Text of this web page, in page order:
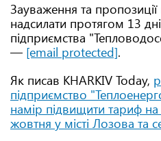
Зауваження та
надсилати протягом 13
підприємства
— [email protected].
Як писав KHARKIV Today,
підприємство
намір підвищити тариф
жовтня у місті Лозова та